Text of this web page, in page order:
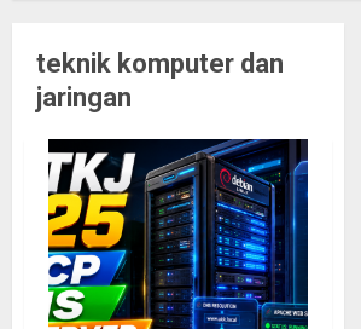
teknik komputer dan
jaringan